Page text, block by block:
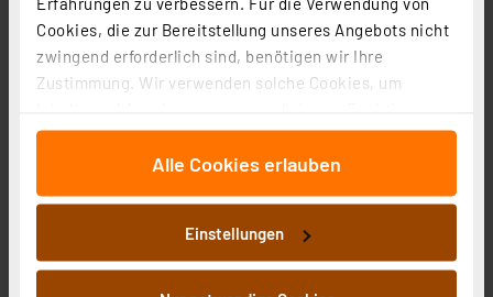
Cookies, die zur Bereitstellung unseres Angebots nicht
zwingend erforderlich sind, benötigen wir Ihre
Zustimmung. Wir verwenden solche Cookies, um
für soziale Medien anbieten zu können und die Zugriffe
auf unsere Website zu analysieren. Außerdem geben
an unsere Partner für soziale Medien, Werbung und
Analysen weiter. Unsere Partner führen diese
Informationen möglicherweise mit weiteren Daten
Alle Cookies erlauben
Einstellungen
Homematic IP Smart Home Wandtaster – 6-fach, HmIP-
Artikel-Nr. 142308